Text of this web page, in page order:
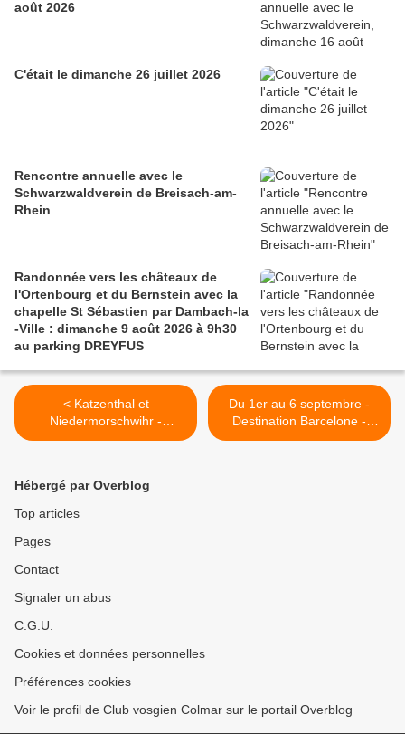
août 2026
C'était le dimanche 26 juillet 2026
Rencontre annuelle avec le
Schwarzwaldverein de Breisach-am-
Rhein
Randonnée vers les châteaux de
l'Ortenbourg et du Bernstein avec la
chapelle St Sébastien par Dambach-la
-Ville : dimanche 9 août 2026 à 9h30
au parking DREYFUS
< Katzenthal et
Niedermorschwihr -
Balisages modifiés
Du 1er au 6 septembre -
Destination Barcelone -
VOYAGE ANNULÉ >
Hébergé par Overblog
Top articles
Pages
Contact
Signaler un abus
C.G.U.
Cookies et données personnelles
Préférences cookies
Voir le profil de Club vosgien Colmar sur le portail Overblog